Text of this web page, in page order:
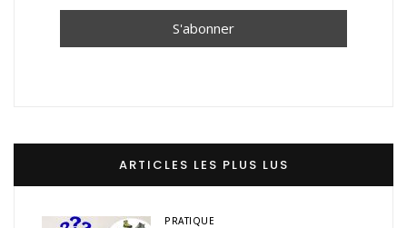
ARTICLES LES PLUS LUS
PRATIQUE